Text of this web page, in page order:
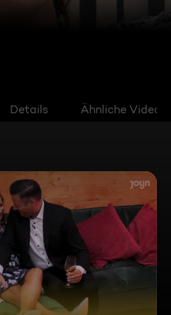
Details Ähnliche Videos